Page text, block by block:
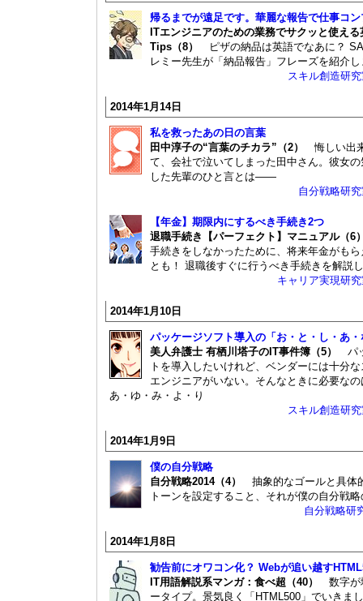
帰るまでが遠足です。華麗な報告で仕事コ
ITエンジニアのための業務でサクッと使える
Tips（8）
ピザの納品は英語でなあに？
レミー先生が「納品報告」フレーズを紹介し
スキル創造研
2014年1月14日
私を救ったあの日の言葉
田中淳子の“言葉のチカラ”（2） 悔しい出
て、会社で泣いてしまった田中さん。彼女
した先輩のひと言とは――
自分戦略研
【年金】期限内にするべき手続き2つ
退職手続き【パーフェクト】マニュアル（
手続きをしなかったために、将来年金がも
とも！ 退職後すぐに行うべき手続きを解説
キャリア実現研
2014年1月10日
パッケージソフト導入の「お・と・し・あ・
美人弁護士 有栖川塔子のIT事件簿（5）
パ
トを導入したいけれど、ベンダーには十分
エンジニアがいない。そんなときに必要な
あ・ゆ・み・よ・り
スキル創造研
2014年1月9日
僕の自分戦略
自分戦略2014（4） 抽象的なゴールと具体
トーンを設定すること、それが僕の自分戦
自分戦略研
2014年1月8日
勧告前にオワコン化？ Webが追い越す
IT用語解説系マンガ：食べ超（40）
数字が
ータイプ。景気良く「HTML500」でいきま